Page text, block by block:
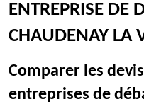
ENTREPRISE DE
CHAUDENAY LA
Comparer les
entreprises de